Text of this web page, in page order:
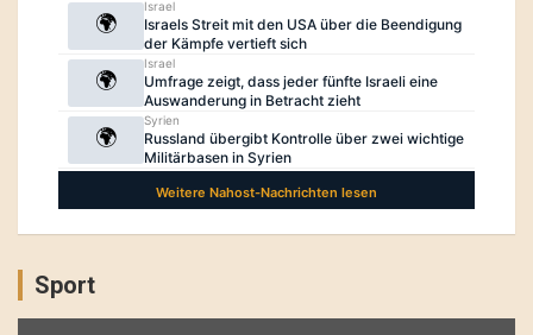
Sport